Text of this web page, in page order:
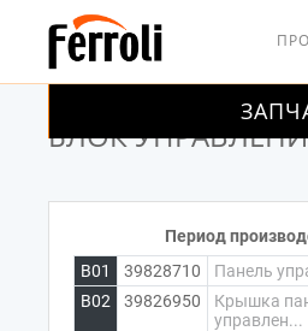
КРЫШКА ПЛАТЫ
БЛОК
Период
B01
39828710
Панель
B02
39826950
Крышка
управлен...